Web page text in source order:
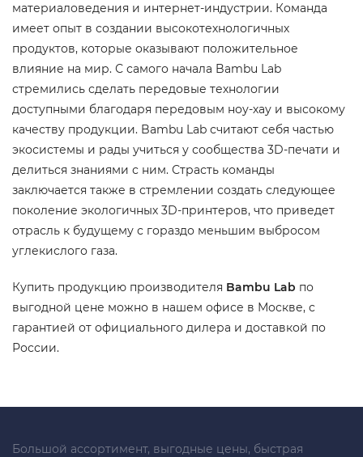
материаловедения и интернет-индустрии. Команда
имеет опыт в создании высокотехнологичных
продуктов, которые оказывают положительное
влияние на мир. С самого начала Bambu Lab
стремились сделать передовые технологии
доступными благодаря передовым ноу-хау и высокому
качеству продукции. Bambu Lab считают себя частью
экосистемы и рады учиться у сообщества 3D-печати и
делиться знаниями с ним. Страсть команды
заключается также в стремлении создать следующее
поколение экологичных 3D-принтеров, что приведет
отрасль к будущему с гораздо меньшим выбросом
углекислого газа.
Купить продукцию производителя Bambu Lab по
выгодной цене можно в нашем офисе в Москве, с
гарантией от официального дилера и доставкой по
России.
Большой ассортимент, выгодные цены, быстрая